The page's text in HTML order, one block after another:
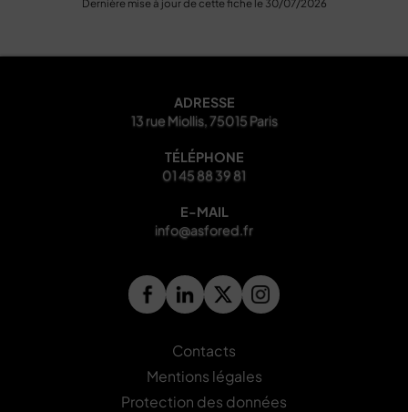
Dernière mise à jour de cette fiche le 30/07/2026
ADRESSE
13 rue Miollis, 75015 Paris
TÉLÉPHONE
01 45 88 39 81
E-MAIL
info@asfored.fr
Contacts
Mentions légales
Protection des données